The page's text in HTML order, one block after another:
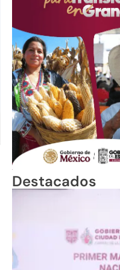
Destacados